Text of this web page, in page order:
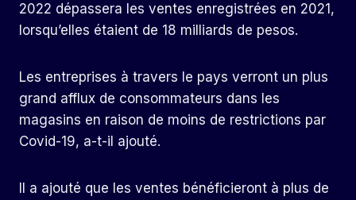
2022 dépassera les ventes enregistrées en 2021,
lorsqu’elles étaient de 18 milliards de pesos.
Les entreprises à travers le pays verront un plus
grand afflux de consommateurs dans les
magasins en raison de moins de restrictions par
Covid-19, a-t-il ajouté.
Il a ajouté que les ventes bénéficieront à plus de